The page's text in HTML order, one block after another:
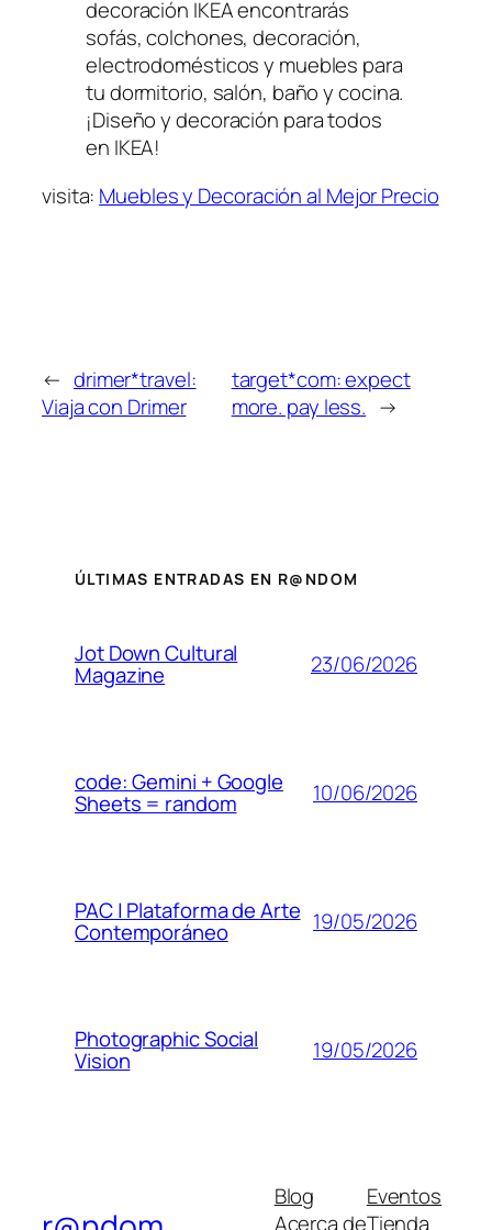
decoración IKEA encontrarás
sofás, colchones, decoración,
electrodomésticos y muebles para
tu dormitorio, salón, baño y cocina.
¡Diseño y decoración para todos
en IKEA!
visita: Muebles y Decoración al Mejor Precio
← drimer*travel:
Viaja con Drimer
target*com: expect
more. pay less. →
ÚLTIMAS ENTRADAS EN R@NDOM
Jot Down Cultural
Magazine 23/06/2026
code: Gemini + Google
Sheets = random 10/06/2026
PAC | Plataforma de Arte
Contemporáneo 19/05/2026
Photographic Social
Vision 19/05/2026
Blog
Acerca de
Eventos
Tienda